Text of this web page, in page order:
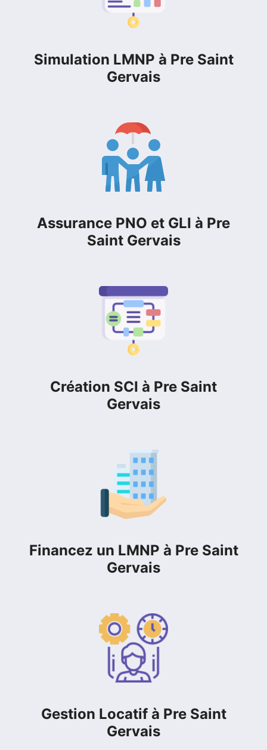
Simulation LMNP à Pre Saint
Gervais
Assurance PNO et GLI à Pre
Saint Gervais
Création SCI à Pre Saint
Gervais
Financez un LMNP à Pre Saint
Gervais
Gestion Locatif à Pre Saint
Gervais